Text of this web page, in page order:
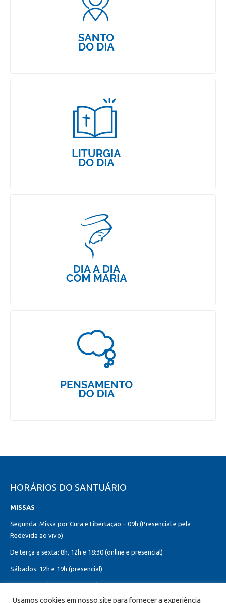
HORÁRIOS DO SANTUÁRIO
MISSAS
Segunda: Missa por Cura e Libertação – 09h (Presencial e pela
Redevida ao vivo)
De terça a sexta: 8h, 12h e 18:30 (online e presencial)
Sábados: 12h e 19h (presencial)
Domingos: 8h, 10h (presencial e online)
12h, 18h30 (presencial)
Usamos cookies em nosso site para fornecer a experiência